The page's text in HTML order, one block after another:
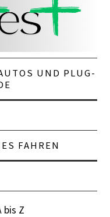
UND PLUG-
FAHREN
bis Z